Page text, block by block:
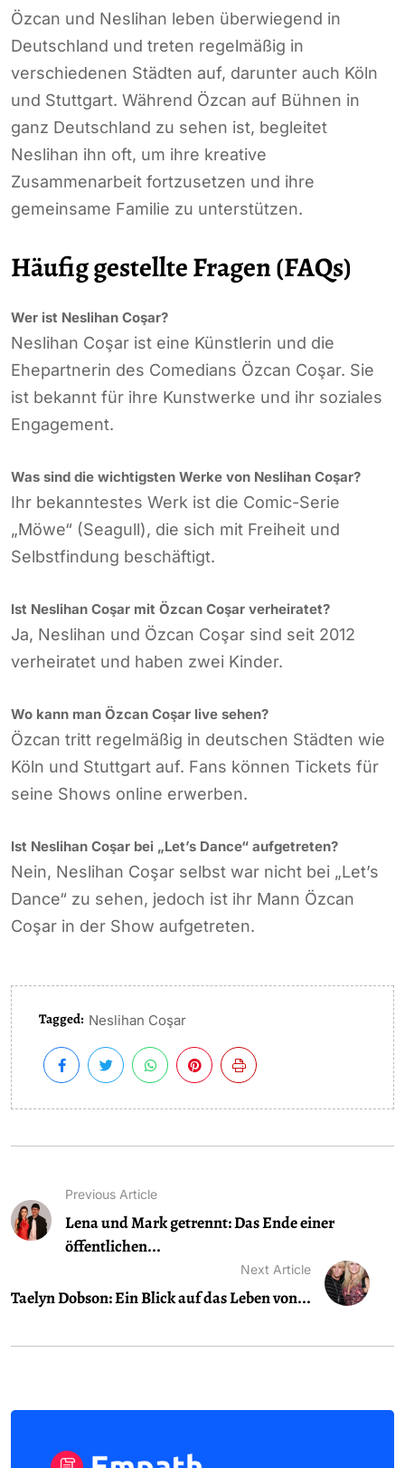
Özcan und Neslihan leben überwiegend in
Deutschland und treten regelmäßig in
verschiedenen Städten auf, darunter auch Köln
und Stuttgart. Während Özcan auf Bühnen in
ganz Deutschland zu sehen ist, begleitet
Neslihan ihn oft, um ihre kreative
Zusammenarbeit fortzusetzen und ihre
gemeinsame Familie zu unterstützen.
Häufig gestellte Fragen (FAQs)
Wer ist Neslihan Coşar?
Neslihan Coşar ist eine Künstlerin und die
Ehepartnerin des Comedians Özcan Coşar. Sie
ist bekannt für ihre Kunstwerke und ihr soziales
Engagement.
Was sind die wichtigsten Werke von Neslihan Coşar?
Ihr bekanntestes Werk ist die Comic-Serie
„Möwe“ (Seagull), die sich mit Freiheit und
Selbstfindung beschäftigt.
Ist Neslihan Coşar mit Özcan Coşar verheiratet?
Ja, Neslihan und Özcan Coşar sind seit 2012
verheiratet und haben zwei Kinder.
Wo kann man Özcan Coşar live sehen?
Özcan tritt regelmäßig in deutschen Städten wie
Köln und Stuttgart auf. Fans können Tickets für
seine Shows online erwerben.
Ist Neslihan Coşar bei „Let’s Dance“ aufgetreten?
Nein, Neslihan Coşar selbst war nicht bei „Let’s
Dance“ zu sehen, jedoch ist ihr Mann Özcan
Coşar in der Show aufgetreten.
Tagged: Neslihan Coşar
Previous Article
Lena und Mark getrennt: Das Ende einer
öffentlichen...
Next Article
Taelyn Dobson: Ein Blick auf das Leben von...